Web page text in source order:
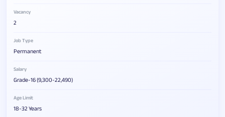
Vacancy
2
Job Type
Permanent
Salary
Grade-16 (9,300-22,490)
Age Limit
18-32 Years